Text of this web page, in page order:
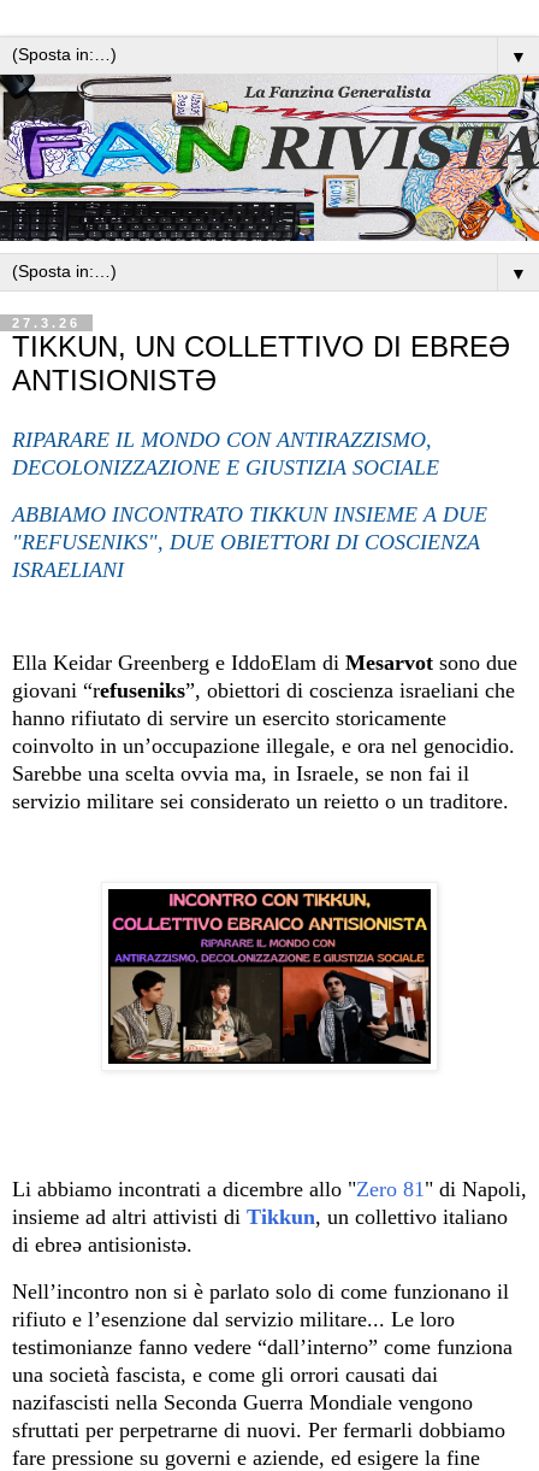
▼
▼
27.3.26
TIKKUN, UN COLLETTIVO DI EBREƏ
ANTISIONISTƏ
RIPARARE IL MONDO CON ANTIRAZZISMO,
DECOLONIZZAZIONE E GIUSTIZIA SOCIALE
ABBIAMO INCONTRATO TIKKUN INSIEME A DUE
"REFUSENIKS", DUE OBIETTORI DI COSCIENZA
ISRAELIANI
Ella Keidar Greenberg e IddoElam di Mesarvot sono due
giovani “refuseniks”, obiettori di coscienza israeliani che
hanno rifiutato di servire un esercito storicamente
coinvolto in un’occupazione illegale, e ora nel genocidio.
Sarebbe una scelta ovvia ma, in Israele, se non fai il
servizio militare sei considerato un reietto o un traditore.
Li abbiamo incontrati a dicembre allo "Zero 81 " di Napoli,
insieme ad altri attivisti di Tikkun, un collettivo italiano
di ebreə antisionistə.
Nell’incontro non si è parlato solo di come funzionano il
rifiuto e l’esenzione dal servizio militare... Le loro
testimonianze fanno vedere “dall’interno” come funziona
una società fascista, e come gli orrori causati dai
nazifascisti nella Seconda Guerra Mondiale vengono
sfruttati per perpetrarne di nuovi. Per fermarli dobbiamo
fare pressione su governi e aziende, ed esigere la fine